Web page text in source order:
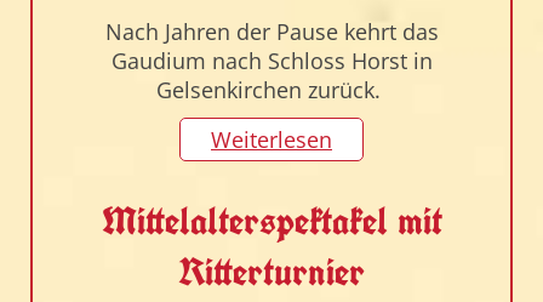
Nach Jahren der Pause kehrt das
Gaudium nach Schloss Horst in
Gelsenkirchen zurück.
Weiterlesen
Mittelalterspektakel mit
Ritterturnier